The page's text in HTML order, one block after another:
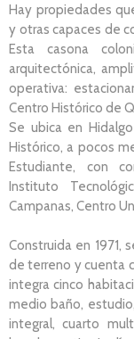
Hay propiedades
y otras capaces de
Esta casona
arquitectónica,
operativa:
Centro Histórico de
Se ubica en
Histórico, a pocos
Estudiante, con
Instituto
Campanas, Centro
Construida en 1971,
de terreno y cuenta
integra cinco
medio baño,
integral, cuarto